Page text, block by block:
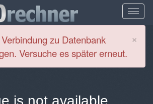
×
Verbindung zu Datenbank
Versuche es später erneut.
is not available